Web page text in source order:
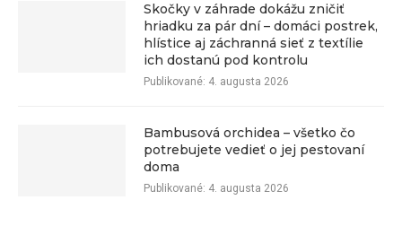
Skočky v záhrade dokážu zničiť
hriadku za pár dní – domáci postrek,
hlístice aj záchranná sieť z textílie
ich dostanú pod kontrolu
Publikované: 4. augusta 2026
Bambusová orchidea – všetko čo
potrebujete vedieť o jej pestovaní
doma
Publikované: 4. augusta 2026